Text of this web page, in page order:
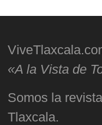
«A la Vista de
Somos la
Tlaxcala.